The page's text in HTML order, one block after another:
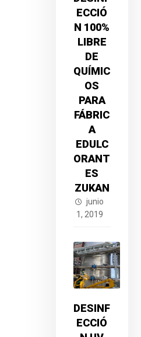
ECCIÓ
N 100%
LIBRE
DE
QUÍMIC
OS
PARA
FÁBRIC
A
EDULC
ORANT
ES
ZUKAN
junio
1, 2019
DESINF
ECCIÓ